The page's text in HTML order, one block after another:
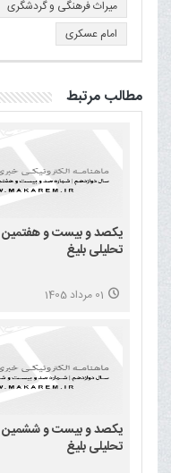
میراث فرهنگی و گردشگری
امام عسكری
مطالب مرتبط
یکصد و بیست و هفتمین
تحلیلی بلیغ
01 مرداد 1405
یکصد و بیست و ششمین
تحلیلی بلیغ